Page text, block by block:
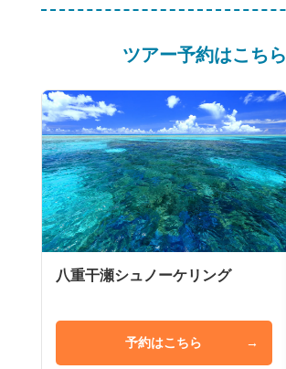
ツアー予約はこちら
八重干瀬シュノーケリング
予約はこちら →